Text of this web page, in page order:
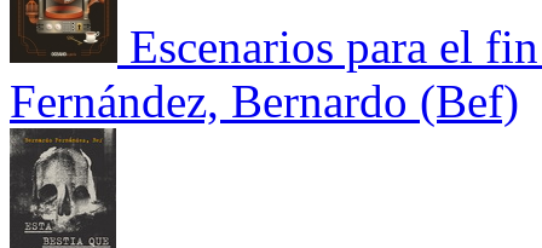
Escenarios para el
Fernández, Bernardo (Bef)